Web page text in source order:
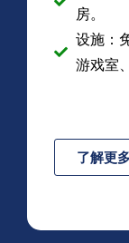
房。
设施：
游戏室
了解更